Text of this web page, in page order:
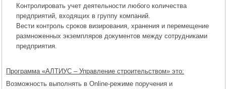
Контролировать учет деятельности любого количества
предприятий, входящих в группу компаний.
Вести контроль сроков визирования, хранения и перемещение
размноженных экземпляров документов между сотрудниками
предприятия.
Программа «АЛТИУС – Управление строительством» это:
Возможность выполнять в Оnline-режиме поручения и